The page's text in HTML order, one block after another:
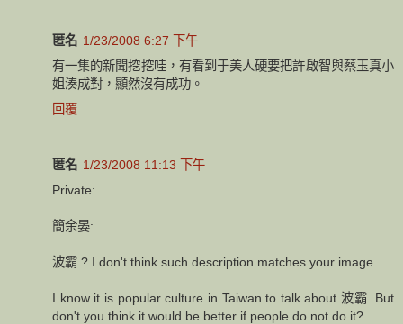
匿名 1/23/2008 6:27 下午
有一集的新聞挖挖哇，有看到于美人硬要把許啟智與蔡玉真小
姐湊成對，顯然沒有成功。
回覆
匿名 1/23/2008 11:13 下午
Private:
簡余晏:
波霸 ? I don't think such description matches your image.
I know it is popular culture in Taiwan to talk about 波霸. But
don't you think it would be better if people do not do it?